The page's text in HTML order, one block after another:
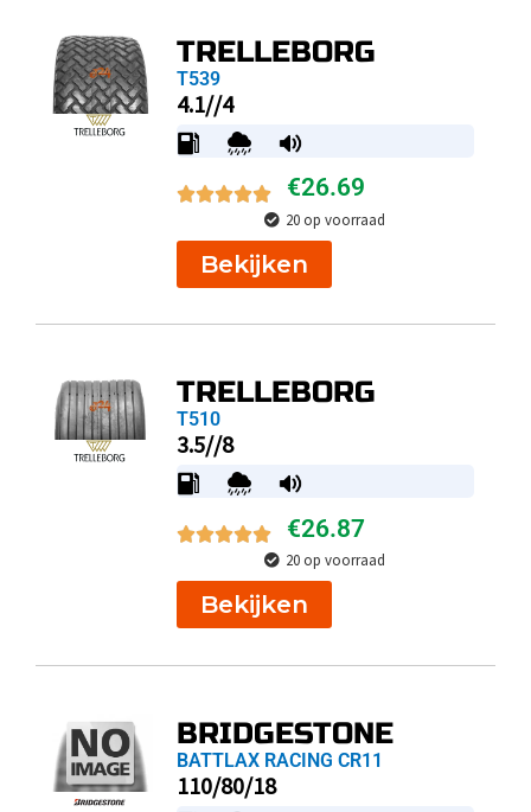
TRELLEBORG
T539
4.1//4
€26.69
20 op voorraad
Bekijken
TRELLEBORG
T510
3.5//8
€26.87
20 op voorraad
Bekijken
BRIDGESTONE
BATTLAX RACING CR11
110/80/18